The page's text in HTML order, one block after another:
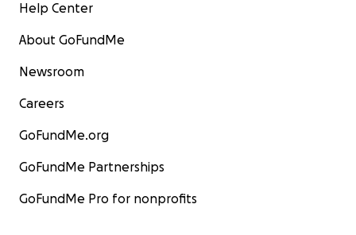
Help Center
About GoFundMe
Newsroom
Careers
GoFundMe.org
GoFundMe Partnerships
GoFundMe Pro for nonprofits